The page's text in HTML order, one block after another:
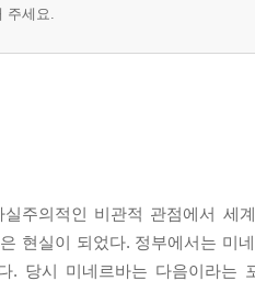
세요.
주의적인 비관적 관점에서 세
현실이 되었다. 정부에서는 미
당시 미네르바는 다음이라는